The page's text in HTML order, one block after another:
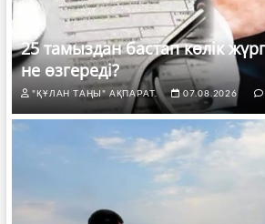
25 тамыздан бастап көлік
не өзгереді?
"ҚҰЛАН ТАҢЫ" АҚПАРАТ. 07.08.2026